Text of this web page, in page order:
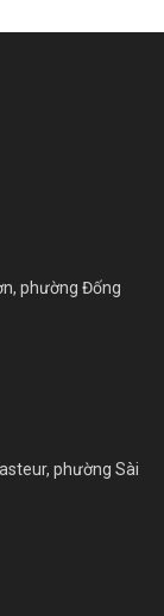
phường Đống
phường Sài